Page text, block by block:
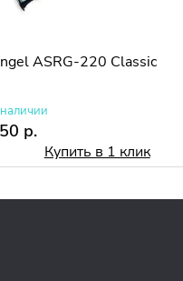
ASRG-220 Classic
р.
Купить в 1 клик